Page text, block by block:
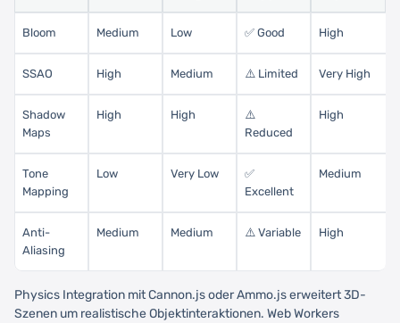
Bloom Medium Low ✅ Good High
SSAO High Medium ⚠️ Limited Very High
Shadow
Maps
High High
⚠️
Reduced
High
Tone
Mapping
Low Very Low
✅
Excellent
Medium
Anti-
Aliasing
Medium Medium ⚠️ Variable High
Physics Integration mit Cannon.js oder Ammo.js erweitert 3D-
Szenen um realistische Objektinteraktionen. Web Workers